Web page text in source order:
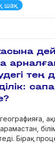
шақ
тең
Бірақ